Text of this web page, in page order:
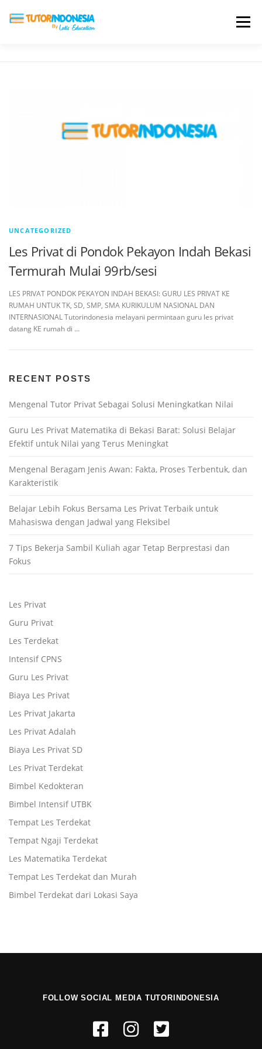
Menu
UNCATEGORIZED
Les Privat di Pondok Pekayon Indah Bekasi
Termurah Mulai 99rb/sesi
LES PRIVAT PONDOK PEKAYON INDAH BEKASI: GURU LES PRIVAT KE
RUMAH UNTUK TK, SD, SMP, SMA KURIKULUM NASIONAL DAN
INTERNASIONAL Tutorindonesia melayani permintaan guru les privat
datang KE rumah di …
RECENT POSTS
Mengenal Tutor Privat Sebagai Solusi Meningkatkan Nilai
Guru Les Privat Matematika di Bekasi Barat: Solusi Belajar
Efektif untuk Nilai yang Terus Meningkat
Mengenal Beragam Jenis Awan: Fakta, Proses Terbentuk, dan
Karakteristik
Belajar Lebih Fokus Bersama Les Privat Terbaik untuk
Mahasiswa dengan Jadwal yang Fleksibel
7 Tips Bekerja Sambil Kuliah agar Tetap Berprestasi dan
Fokus
Les Privat
Guru Privat
Les Terdekat
Intensif CPNS
Guru Les Privat
Biaya Les Privat
Les Privat Jakarta
Les Privat Adalah
Biaya Les Privat SD
Les Privat Terdekat
Bimbel Kedokteran
Bimbel Intensif UTBK
Tempat Les Terdekat
Tempat Ngaji Terdekat
Les Matematika Terdekat
Tempat Les Terdekat dan Murah
Bimbel Terdekat dari Lokasi Saya
FOLLOW SOCIAL MEDIA TUTORINDONESIA